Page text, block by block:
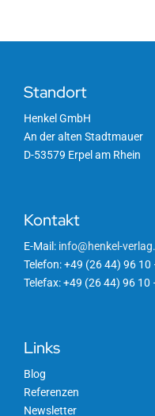
Standort
Henkel GmbH
An der alten Stadtmauer
D-53579 Erpel am Rhein
Kontakt
E-Mail: info@henkel-
Telefon: +49 (26 44) 96 10
Telefax: +49 (26 44) 96 10
Links
Blog
Referenzen
Newsletter